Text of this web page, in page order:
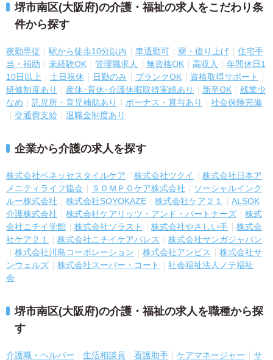
堺市南区(大阪府)の介護・福祉の求人をこだわり条
件から探す
夜勤専従 駅から徒歩10分以内 車通勤可 寮・借り上げ
住宅手
当・補助
未経験OK 管理職求人 無資格OK 高収入
年間休日1
10日以上
土日祝休 日勤のみ ブランクOK
資格取得サポート
研修制度あり
産休･育休･介護休暇取得実績あり 新卒OK
残業少
なめ
託児所・育児補助あり ボーナス・賞与あり
社会保険完備
交通費支給
退職金制度あり
企業から介護の求人を探す
株式会社ベネッセスタイルケア 株式会社ツクイ
株式会社日本ア
メニティライフ協会
ＳＯＭＰＯケア株式会社
ソーシャルインク
ルー株式会社
株式会社SOYOKAZE 株式会社ケア２１
ALSOK
介護株式会社
株式会社ケアリッツ・アンド・パートナーズ
株式
会社ニチイ学館
株式会社ソラスト 株式会社やさしい手
株式会
社ケア２１
株式会社ニチイケアパレス
株式会社サンガジャパン
株式会社川島コーポレーション
株式会社アンビス
株式会社サ
ンウェルズ
株式会社スーパー・コート
社会福祉法人ノテ福祉
会
堺市南区(大阪府)の介護・福祉の求人を職種から探
す
介護職・ヘルパー 生活相談員 看護助手 ケアマネージャー
サ